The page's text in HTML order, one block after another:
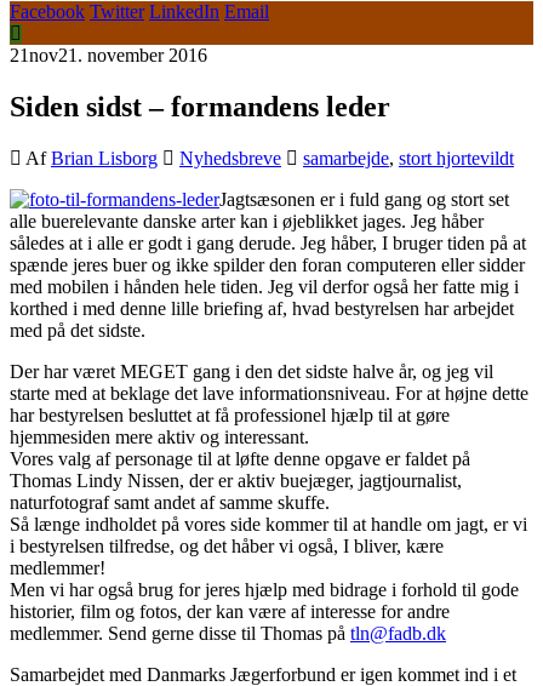
Facebook Twitter LinkedIn Email
21nov21. november 2016
Siden sidst – formandens leder
Af Brian Lisborg Nyhedsbreve samarbejde, stort hjortevildt
Jagtsæsonen er i fuld gang og stort set
alle buerelevante danske arter kan i øjeblikket jages. Jeg håber
således at i alle er godt i gang derude. Jeg håber, I bruger tiden på at
spænde jeres buer og ikke spilder den foran computeren eller sidder
med mobilen i hånden hele tiden. Jeg vil derfor også her fatte mig i
korthed i med denne lille briefing af, hvad bestyrelsen har arbejdet
med på det sidste.
Der har været MEGET gang i den det sidste halve år, og jeg vil
starte med at beklage det lave informationsniveau. For at højne dette
har bestyrelsen besluttet at få professionel hjælp til at gøre
hjemmesiden mere aktiv og interessant.
Vores valg af personage til at løfte denne opgave er faldet på
Thomas Lindy Nissen, der er aktiv buejæger, jagtjournalist,
naturfotograf samt andet af samme skuffe.
Så længe indholdet på vores side kommer til at handle om jagt, er vi
i bestyrelsen tilfredse, og det håber vi også, I bliver, kære
medlemmer!
Men vi har også brug for jeres hjælp med bidrage i forhold til gode
historier, film og fotos, der kan være af interesse for andre
medlemmer. Send gerne disse til Thomas på tln@fadb.dk
Samarbejdet med Danmarks Jægerforbund er igen kommet ind i et